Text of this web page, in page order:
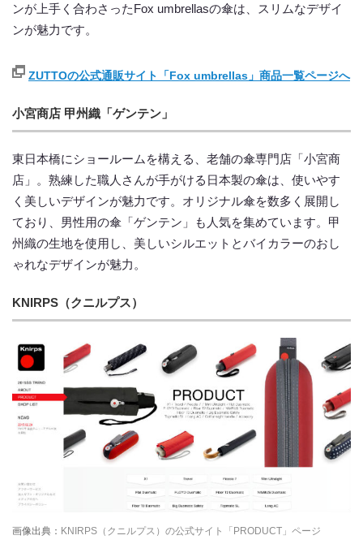
ンが上手く合わさったFox umbrellasの傘は、スリムなデザイ
ンが魅力です。
ZUTTOの公式通販サイト「Fox umbrellas」商品一覧ページへ
小宮商店 甲州織「ゲンテン」
東日本橋にショールームを構える、老舗の傘専門店「小宮商
店」。熟練した職人さんが手がける日本製の傘は、使いやす
く美しいデザインが魅力です。オリジナル傘を数多く展開し
ており、男性用の傘「ゲンテン」も人気を集めています。甲
州織の生地を使用し、美しいシルエットとバイカラーのおし
ゃれなデザインが魅力。
KNIRPS（クニルプス）
画像出典： KNIRPS（クニルプス）の公式サイト「PRODUCT」ページ